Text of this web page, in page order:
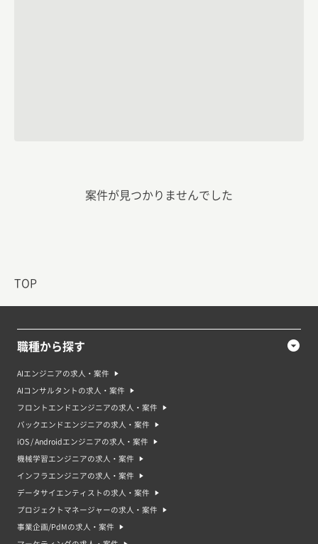
TOP
案件が見つかりませんでした
職種から探す
AIエンジニアの求人・案件
AIコンサルタントの求人・案件
フロントエンドエンジニアの求人・案件
バックエンドエンジニアの求人・案件
iOS / Androidエンジニアの求人・案件
機械学習エンジニアの求人・案件
インフラエンジニアの求人・案件
データサイエンティストの求人・案件
プロジェクトマネージャーの求人・案件
事業企画/PdMの求人・案件